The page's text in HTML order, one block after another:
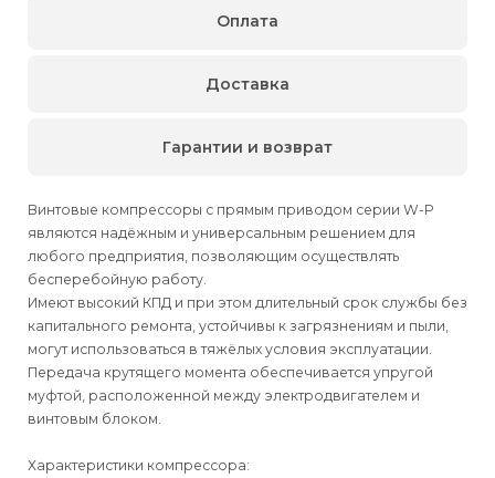
Винтовые компрессоры с прямым приводом серии W-P
являются надёжным и универсальным решением для
любого предприятия, позволяющим осуществлять
бесперебойную работу.
Имеют высокий КПД и при этом длительный срок службы без
капитального ремонта, устойчивы к загрязнениям и пыли,
могут использоваться в тяжёлых условия эксплуатации.
Передача крутящего момента обеспечивается упругой
муфтой, расположенной между электродвигателем и
винтовым блоком.
Характеристики компрессора:
Оплата
Доставка
Гарантии и возврат